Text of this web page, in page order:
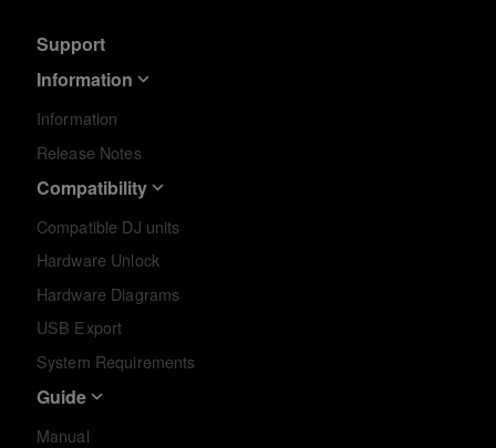
Support
Information
Information
Release Notes
Compatibility
Compatible DJ units
Hardware Unlock
Hardware Diagrams
USB Export
System Requirements
Guide
Manual